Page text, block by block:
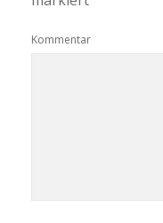
Kommentar